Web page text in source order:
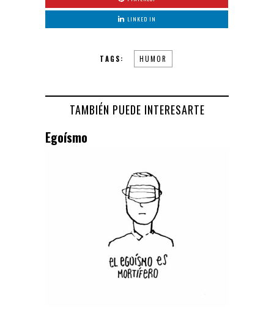
LINKED IN
TAGS: HUMOR
TAMBIÉN PUEDE INTERESARTE
Egoísmo